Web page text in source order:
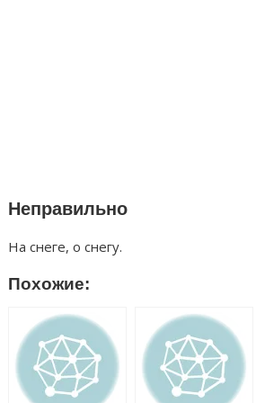
Неправильно
На снеге, о снегу.
Похожие: